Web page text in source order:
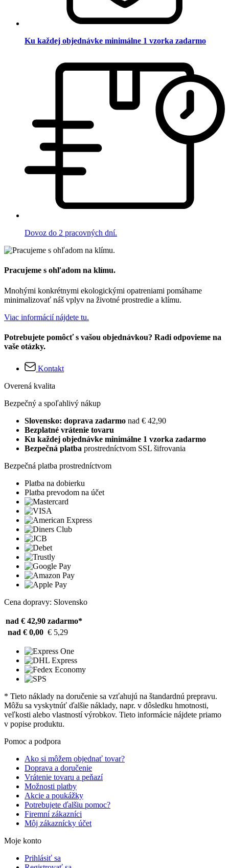
Ku každej objednávke minimálne 1 vzorka zadarmo
Dovoz do 2 pracovných dní.
Pracujeme s ohľadom na klímu.
Mnohými konkrétnymi ekologickými opatreniami pomáhame
minimalizovať náš vplyv na životné prostredie a klímu.
Viac informácií nájdete tu.
Potrebujete pomôcť s vašou objednávkou? Radi odpovieme na
vaše otázky.
Kontakt
Overená kvalita
Bezpečný a spoľahlivý nákup
Slovensko: doprava zadarmo nad € 42,90
Bezplatné vrátenie tovaru
Ku každej objednávke minimálne 1 vzorka zadarmo
Bezpečná platba prostredníctvom SSL šifrovania
Bezpečná platba prostredníctvom
Platba na dobierku
Platba prevodom na účet
Cena dopravy: Slovensko
nad € 42,90 zadarmo*
nad € 0,00 € 5,29
* Tieto náklady na doručenie sa vzťahujú na štandardnú prepravu.
Môžu sa vyskytnúť ďalšie náklady, napr. v dôsledku hmotnosti,
veľkosti alebo vlastností výrobkov. Tieto informácie nájdete priamo
v popise produktu.
Pomoc a podpora
Ako si môžem objednať tovar?
Doprava a doručenie
Vrátenie tovaru a peňazí
Možnosti platby
Akcie a poukážky
Potrebujete ďalšiu pomoc?
Firemní zákazníci
Môj zákaznícky účet
Moje konto
Prihlásiť sa